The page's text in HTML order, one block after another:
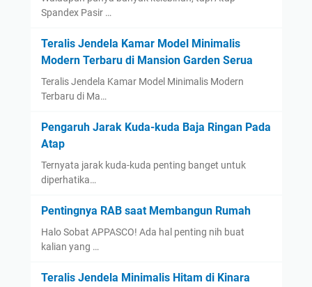
Spandex Pasir …
Teralis Jendela Kamar Model Minimalis
Modern Terbaru di Mansion Garden Serua
Teralis Jendela Kamar Model Minimalis Modern
Terbaru di Ma…
Pengaruh Jarak Kuda-kuda Baja Ringan Pada
Atap
Ternyata jarak kuda-kuda penting banget untuk
diperhatika…
Pentingnya RAB saat Membangun Rumah
Halo Sobat APPASCO! Ada hal penting nih buat
kalian yang …
Teralis Jendela Minimalis Hitam di Kinara